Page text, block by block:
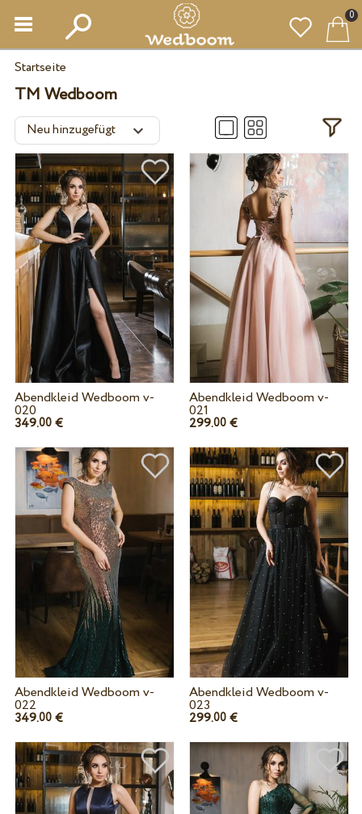
0
Startseite
TM Wedboom
Abendkleid Wedboom v-
020
349.00€
Abendkleid Wedboom v-
021
299.00 €
Abendkleid Wedboom v-
022
349.00€
Abendkleid Wedboom v-
023
299.00 €